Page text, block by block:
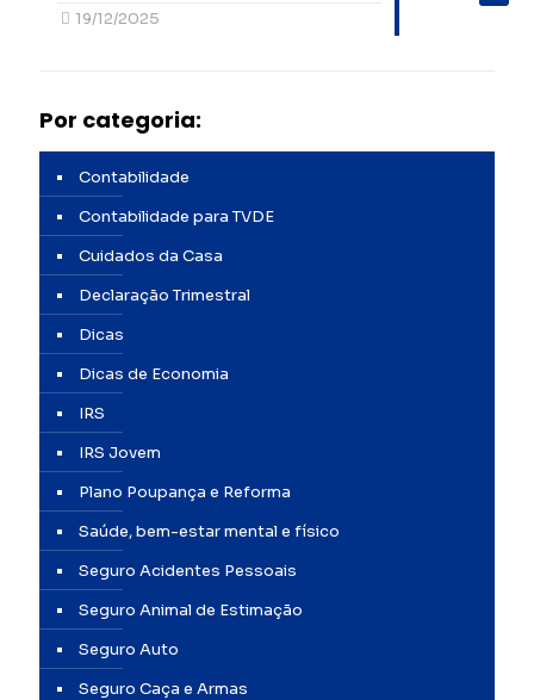
19/12/2025
Por categoria:
Contabilidade
Contabilidade para TVDE
Cuidados da Casa
Declaraçāo Trimestral
Dicas
Dicas de Economia
IRS
IRS Jovem
Plano Poupança e Reforma
Saúde, bem-estar mental e físico
Seguro Acidentes Pessoais
Seguro Animal de Estimação
Seguro Auto
Seguro Caça e Armas